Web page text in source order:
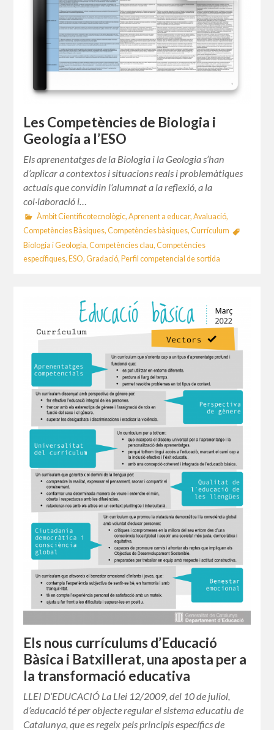
Les Competències de Biologia i
Geologia a l’ESO
Els aprenentatges de la Biologia i la Geologia s’han
d’aplicar a contextos i situacions reals i problemàtiques
actuals que convidin l’alumnat a la reflexió, a la
col·laboració i…
Àmbit Cientificotecnològic, Aprenent a educar, Avaluació,
Competències Bàsiques,Competències bàsiques,Currículum
Biologia i Geologia,Competències clau,Competències
específiques, ESO,Gradació, Perfil competencial de sortida
Els nous currículums d’Educació
Bàsica i Batxillerat, una aposta per a
la transformació educativa
LLEI D’EDUCACIÓ La Llei 12/2009, del 10 de juliol,
d’educació té per objecte regular el sistema educatiu de
Catalunya, que es regeix pels principis específics de